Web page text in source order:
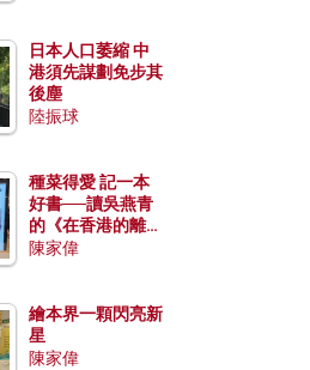
日本人口萎縮 中
港須先謀劃免步其
後塵
陸振球
種菜得愛 記一本
好書──讀吳燕青
的《在香港的離島
種菜》
陳家偉
繪本界一顆閃亮新
星
陳家偉